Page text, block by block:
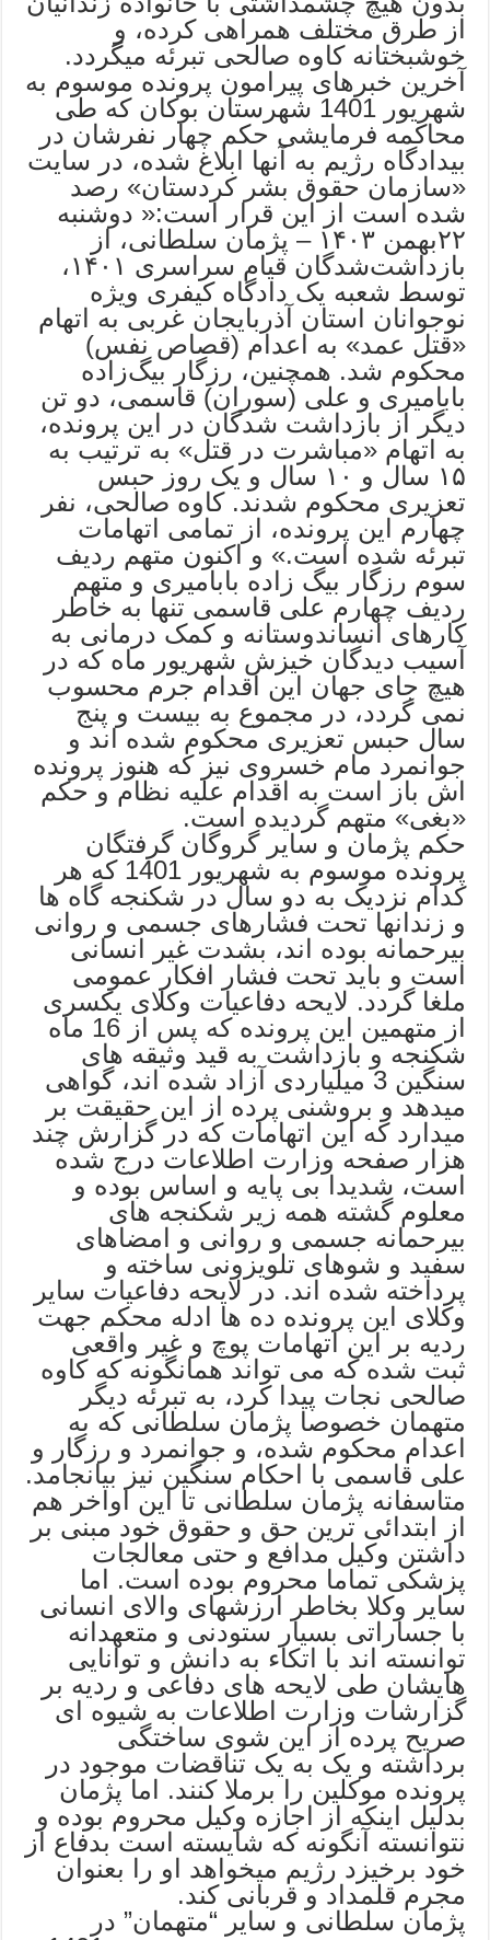
از طرق مختلف همراهی کرده، و
خوشبختانه کاوه صالحی تبرئه میگردد.
آخرین خبرهای پیرامون پرونده موسوم به
شهریور 1401 شهرستان بوکان که طی
محاکمه فرمایشی حکم چهار نفرشان در
بیدادگاه رژیم به آنها ابلاغ شده، در سایت
«سازمان حقوق بشر کردستان» رصد
شده است از این قرار است:« دوشنبه
۲۲بهمن ۱۴۰۳ – پژمان سلطانی، از
بازداشت‌شدگان قیام سراسری ۱۴۰۱،
توسط شعبه یک دادگاه کیفری ویژه
نوجوانان استان آذربایجان‌ غربی به اتهام
«قتل عمد» به اعدام (قصاص نفس)
محکوم شد. همچنین، رزگار بیگ‌زاده
بابامیری و علی (سوران) قاسمی، دو تن
دیگر از بازداشت شدگان در این پرونده،
به اتهام «مباشرت در قتل» به ترتیب به
۱۵ سال و ۱۰ سال و یک روز حبس
تعزیری محکوم شدند. کاوه صالحی، نفر
چهارم این پرونده، از تمامی اتهامات
تبرئه شده است.» و اکنون متهم ردیف
سوم رزگار بیگ زاده بابامیری و متهم
ردیف چهارم علی قاسمی تنها به خاطر
کارهای انساندوستانه و کمک درمانی به
آسیب دیدگان خیزش شهریور ماه که در
هیچ جای جهان این اقدام جرم محسوب
نمی گردد، در مجموع به بیست و پنج
سال حبس تعزیری محکوم شده اند و
جوانمرد مام خسروی نیز که هنوز پرونده
اش باز است به اقدام علیه نظام و حکم
«بغی» متهم گردیده است.
حکم پژمان و سایر گروگان گرفتگان
پرونده موسوم به شهریور 1401 که هر
کدام نزدیک به دو سال در شکنجه گاه ها
و زندانها تحت فشارهای جسمی و روانی
بیرحمانه بوده اند، بشدت غیر انسانی
است و باید تحت فشار افکار عمومی
ملغا گردد. لایحه دفاعیات وکلای یکسری
از متهمین این پرونده که پس از 16 ماه
شکنجه و بازداشت به قید وثیقه های
سنگین 3 میلیاردی آزاد شده اند، گواهی
میدهد و بروشنی پرده از این حقیقت بر
میدارد که این اتهامات که در گزارش چند
هزار صفحه وزارت اطلاعات درج شده
است، شدیدا بی پایه و اساس بوده و
معلوم گشته همه زیر شکنجه های
بیرحمانه جسمی و روانی و امضاهای
سفید و شوهای تلویزونی ساخته و
پرداخته شده اند. در لایحه دفاعیات سایر
وکلای این پرونده ده ها ادله محکم جهت
ردیه بر این اتهامات پوچ و غیر واقعی
ثبت شده که می تواند همانگونه که کاوه
صالحی نجات پیدا کرد، به تبرئه دیگر
متهمان خصوصا پژمان سلطانی که به
اعدام محکوم شده، و جوانمرد و رزگار و
علی قاسمی با احکام سنگین نیز بیانجامد.
متاسفانه پژمان سلطانی تا این اواخر هم
از ابتدائی ترین حق و حقوق خود مبنی بر
داشتن وکیل مدافع و حتی معالجات
پزشکی تماما محروم بوده است. اما
سایر وکلا بخاطر ارزشهای والای انسانی
با جساراتی بسیار ستودنی و متعهدانه
توانسته اند با اتکاء به دانش و توانایی
هایشان طی لایحه های دفاعی و ردیه بر
گزارشات وزارت اطلاعات به شیوه ای
صریح پرده از این شوی ساختگی
برداشته و یک به یک تناقضات موجود در
پرونده موکلین را برملا کنند. اما پژمان
بدلیل اینکه از اجازه وکیل محروم بوده و
نتوانسته آنگونه که شایسته است بدفاع از
خود برخیزد رژیم میخواهد او را بعنوان
مجرم قلمداد و قربانی کند.
پژمان سلطانی و سایر “متهمان” در